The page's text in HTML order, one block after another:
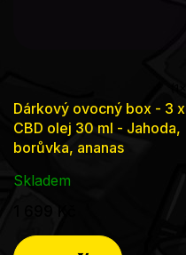
Průměrné
hodnocení
produktu
5
Dárkový ovocný box - 3 x
CBD olej 30 ml - Jahoda,
borůvka, ananas
Skladem